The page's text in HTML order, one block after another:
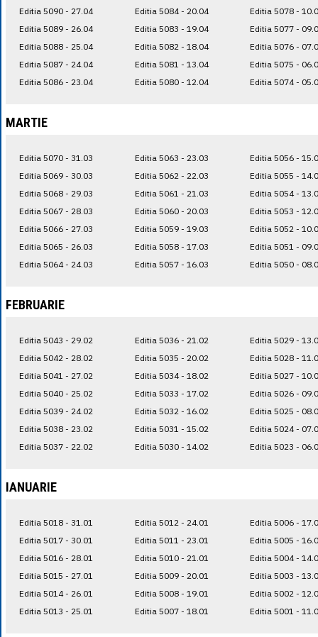
Editia 5090 - 27.04
Editia 5089 - 26.04
Editia 5088 - 25.04
Editia 5087 - 24.04
Editia 5086 - 23.04
Editia 5084 - 20.04
Editia 5083 - 19.04
Editia 5082 - 18.04
Editia 5081 - 13.04
Editia 5080 - 12.04
Editia 5078 -
Editia 5077 -
Editia 5076 -
Editia 5075 -
Editia 5074 -
MARTIE
Editia 5070 - 31.03
Editia 5069 - 30.03
Editia 5068 - 29.03
Editia 5067 - 28.03
Editia 5066 - 27.03
Editia 5065 - 26.03
Editia 5064 - 24.03
Editia 5063 - 23.03
Editia 5062 - 22.03
Editia 5061 - 21.03
Editia 5060 - 20.03
Editia 5059 - 19.03
Editia 5058 - 17.03
Editia 5057 - 16.03
Editia 5056 -
Editia 5055 -
Editia 5054 -
Editia 5053 -
Editia 5052 -
Editia 5051 -
Editia 5050 -
FEBRUARIE
Editia 5043 - 29.02
Editia 5042 - 28.02
Editia 5041 - 27.02
Editia 5040 - 25.02
Editia 5039 - 24.02
Editia 5038 - 23.02
Editia 5037 - 22.02
Editia 5036 - 21.02
Editia 5035 - 20.02
Editia 5034 - 18.02
Editia 5033 - 17.02
Editia 5032 - 16.02
Editia 5031 - 15.02
Editia 5030 - 14.02
Editia 5029 -
Editia 5028 -
Editia 5027 -
Editia 5026 -
Editia 5025 -
Editia 5024 -
Editia 5023 -
IANUARIE
Editia 5018 - 31.01
Editia 5017 - 30.01
Editia 5016 - 28.01
Editia 5015 - 27.01
Editia 5014 - 26.01
Editia 5013 - 25.01
Editia 5012 - 24.01
Editia 5011 - 23.01
Editia 5010 - 21.01
Editia 5009 - 20.01
Editia 5008 - 19.01
Editia 5007 - 18.01
Editia 5006 -
Editia 5005 -
Editia 5004 -
Editia 5003 -
Editia 5002 -
Editia 5001 -